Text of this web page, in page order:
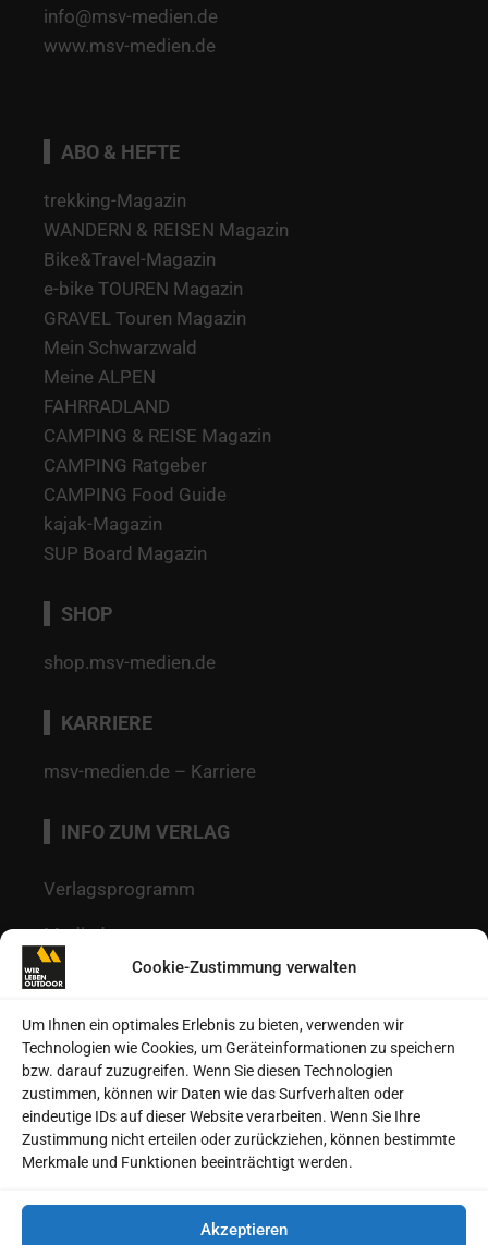
Cookie-Zustimmung verwalten
Um Ihnen ein optimales Erlebnis zu bieten, verwenden wir
Technologien wie Cookies, um Geräteinformationen zu speichern
bzw. darauf zuzugreifen. Wenn Sie diesen Technologien
zustimmen, können wir Daten wie das Surfverhalten oder
eindeutige IDs auf dieser Website verarbeiten. Wenn Sie Ihre
Zustimmung nicht erteilen oder zurückziehen, können bestimmte
Merkmale und Funktionen beeinträchtigt werden.
Akzeptieren
info@msv-medien.de
www.msv-medien.de
ABO & HEFTE
trekking-Magazin
WANDERN & REISEN Magazin
Bike&Travel-Magazin
e-bike TOUREN Magazin
GRAVEL Touren Magazin
Mein Schwarzwald
Meine ALPEN
FAHRRADLAND
CAMPING & REISE Magazin
CAMPING Ratgeber
CAMPING Food Guide
kajak-Magazin
SUP Board Magazin
SHOP
shop.msv-medien.de
KARRIERE
msv-medien.de – Karriere
INFO ZUM VERLAG
Verlagsprogramm
Mediadaten
Redaktion
Kontakt
Autoren
Datenschutz
Impressum
Heftarchive